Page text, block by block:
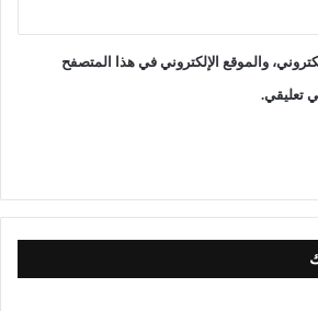
والموقع الإلكتروني في هذا المتصفح
تعليقي.